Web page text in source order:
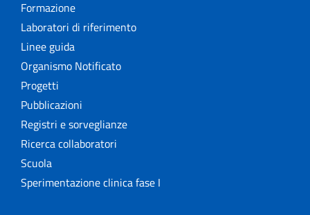
Formazione
Laboratori di riferimento
Linee guida
Organismo Notificato
Progetti
Pubblicazioni
Registri e sorveglianze
Ricerca collaboratori
Scuola
Sperimentazione clinica fase I